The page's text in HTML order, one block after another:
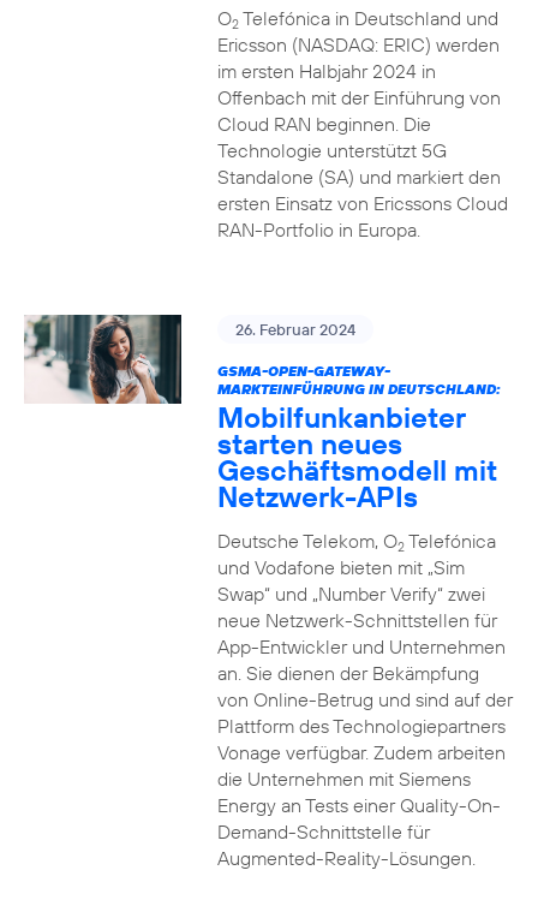
O2Telefónica in Deutschland und
Ericsson (NASDAQ: ERIC) werden
im ersten Halbjahr 2024 in
Offenbach mit der Einführung von
Cloud RAN beginnen. Die
Technologie unterstützt 5G
Standalone (SA) und markiert den
ersten Einsatz von Ericssons Cloud
RAN-Portfolio in Europa.
26. Februar 2024
GSMA-OPEN-GATEWAY-
MARKTEINFÜHRUNG IN DEUTSCHLAND:
Mobilfunkanbieter
starten neues
Geschäftsmodell mit
Netzwerk-APIs
Deutsche Telekom, O2Telefónica
und Vodafone bieten mit „Sim
Swap“ und „Number Verify“ zwei
neue Netzwerk-Schnittstellen für
App-Entwickler und Unternehmen
an. Sie dienen der Bekämpfung
von Online-Betrug und sind auf der
Plattform des Technologiepartners
Vonage verfügbar. Zudem arbeiten
die Unternehmen mit Siemens
Energy an Tests einer Quality-On-
Demand-Schnittstelle für
Augmented-Reality-Lösungen.